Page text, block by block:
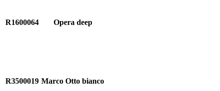
R1600064 Opera deep
R3500019 Marco Otto bianco